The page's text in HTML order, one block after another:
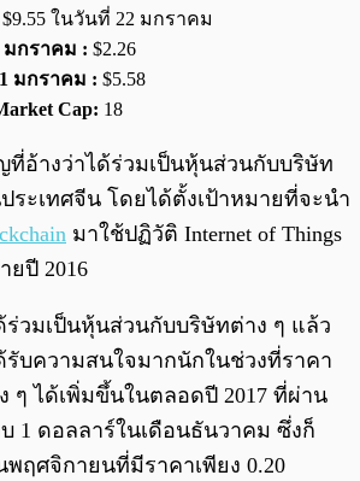
$9.55 ในวันที่ 22 มกราคม
มกราคม : $2.26
มกราคม : $5.58
Cap: 18
ญที่อ้างว่าได้ร่วมเป็นหุ้นส่วนกับบริษัท
ระเทศจีน โดยได้ตั้งเป้าหมายที่จะนำ
มาใช้ปฏิวัติ Internet of Things
ยปี 2016
ร่วมเป็นหุ้นส่วนกับบริษัทต่าง ๆ แล้ว
บความสนใจมากนักในช่วงที่ราคา
ง ๆ ได้เพิ่มขึ้นในตลอดปี 2017 ที่ผ่าน
1 ดอลลาร์ในเดือนธันวาคม ซึ่งก็
ฤศจิกายนที่มีราคาเพียง 0.20